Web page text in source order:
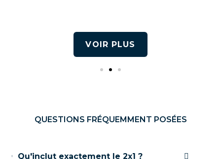
VOIR PLUS
QUESTIONS FRÉQUEMMENT POSÉES
Qu'inclut exactement le 2x1 ?